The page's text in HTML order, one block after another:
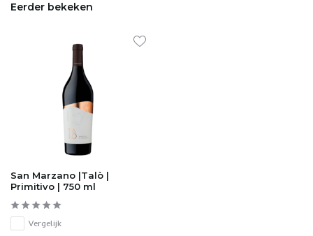
Eerder bekeken
San Marzano |Talò |
Primitivo | 750 ml
Vergelijk